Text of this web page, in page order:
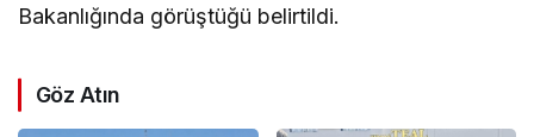
Bakanlığında görüştüğü belirtildi.
Göz Atın